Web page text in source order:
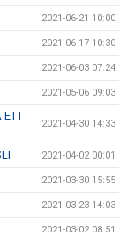
2021-06-21 10:00
2021-06-17 10:30
2021-06-03 07:24
2021-05-06 09:03
ETT
2021-04-30 14:33
2021-04-02 00:01
2021-03-30 15:55
2021-03-23 14:03